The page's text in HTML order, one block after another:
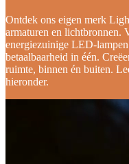
Ontdek ons eigen merk
armaturen en lichtbronnen.
energiezuinige LED-
betaalbaarheid in één.
ruimte, binnen én buiten.
hieronder.